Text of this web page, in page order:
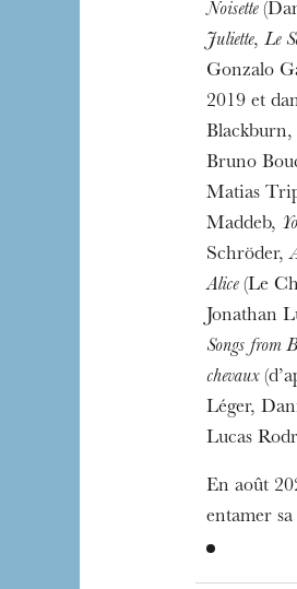
Noisette
Juliette, Le
Gonzalo
2019 et
Blackburn,
Bruno
Matias
Maddeb,
Schröder,
Alice(Le
Jonathan
Songs from
chevaux
Léger,
Lucas
En août
entamer